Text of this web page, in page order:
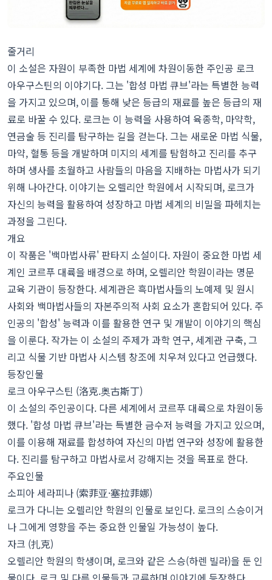
줄거리
이 소설은 자원이 부족한 마법 세계에 차원이동한 주인공 로크
아우구스틴의 이야기다. 그는 '합성 마법 큐브'라는 특별한 능력
을 가지고 있으며, 이를 통해 낮은 등급의 재료를 높은 등급의 재
료로 바꿀 수 있다. 로크는 이 능력을 사용하여 육종학, 마약학,
연금술 등 진리를 탐구하는 길을 걷는다. 그는 새로운 마법 식물,
마약, 혈통 등을 개발하며 미지의 세계를 탐험하고 진리를 추구
하며 생사를 초월하고 사람들의 마음을 지배하는 마법사가 되기
위해 나아간다. 이야기는 오렐리안 학원에서 시작되며, 로크가
자신의 능력을 활용하여 성장하고 마법 세계의 비밀을 파헤치는
과정을 그린다.
개요
이 작품은 '백마법사류' 판타지 소설이다. 자원이 중요한 마법 세
계인 코르푸 대륙을 배경으로 하며, 오렐리안 학원이라는 명문
교육 기관이 등장한다. 세계관은 흑마법사들의 노예제 및 원시
사회와 백마법사들의 자본주의적 사회 요소가 혼합되어 있다. 주
인공의 '합성' 능력과 이를 활용한 연구 및 개발이 이야기의 핵심
을 이룬다. 작가는 이 소설의 주제가 과학 연구, 세계관 구축, 그
리고 식물 기반 마법사 시스템 창조에 치우쳐 있다고 언급했다.
등장인물
로크 아우구스틴 (洛克.奥古斯丁)
이 소설의 주인공이다. 다른 세계에서 코르푸 대륙으로 차원이동
했다. '합성 마법 큐브'라는 특별한 금수저 능력을 가지고 있으며,
이를 이용해 재료를 합성하여 자신의 마법 연구와 성장에 활용한
다. 진리를 탐구하고 마법사로서 강해지는 것을 목표로 한다.
주요인물
소피아 세라피나 (索菲亚·塞拉菲娜)
로크가 다니는 오렐리안 학원의 인물로 보인다. 로크의 스승이거
나 그에게 영향을 주는 중요한 인물일 가능성이 높다.
자크 (扎克)
오렐리안 학원의 학생이며, 로크와 같은 스승(하렌 빌라)을 둔 인